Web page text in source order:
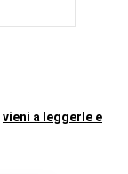
vieni a leggerle e